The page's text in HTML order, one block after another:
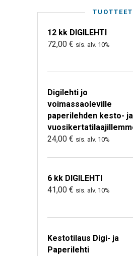
TUOTTEET
12 kk DIGILEHTI
72,00 € sis. alv. 10%
Digilehti jo
voimassaoleville
paperilehden kesto- ja
24,00 € sis. alv. 10%
6 kk DIGILEHTI
41,00 € sis. alv. 10%
Kestotilaus Digi- ja
Paperilehti